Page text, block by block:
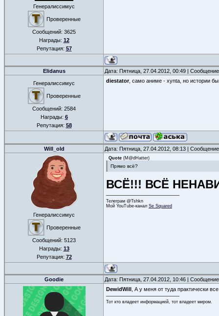
Генералиссимус
Проверенные
Сообщений: 3625
Награды: 12
Репутация: 57
Elidanus Дата: Пятница, 27.04.2012, 00:49 |
Генералиссимус
Проверенные
Сообщений: 2584
Награды: 6
Репутация: 58
diestator, само аниме - xynta, но истории
Will_old Дата: Пятница, 27.04.2012, 08:13 |
Генералиссимус
Проверенные
Сообщений: 5123
Награды: 13
Репутация: 72
Quote (M@dHatter)
Прямо всё?
ВСЁ!!! ВСЁ
Телеграм @Tshkn
Мой YouTube-канал Se Squared
Goodie Дата: Пятница, 27.04.2012, 10:46 |
DewidWill , А у меня от туда практически
Тот кто владеет информацией, тот владеет миром.